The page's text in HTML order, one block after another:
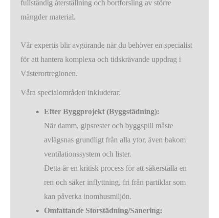
fullständig återställning och bortforsling av större
mängder material.
Vår expertis blir avgörande när du behöver en specialist
för att hantera komplexa och tidskrävande uppdrag i
Västerortregionen.
Våra specialområden inkluderar:
Efter Byggprojekt (Byggstädning):
När damm, gipsrester och byggspill måste
avlägsnas grundligt från alla ytor, även bakom
ventilationssystem och lister.
Detta är en kritisk process för att säkerställa en
ren och säker inflyttning, fri från partiklar som
kan påverka inomhusmiljön.
Omfattande Storstädning/Sanering: